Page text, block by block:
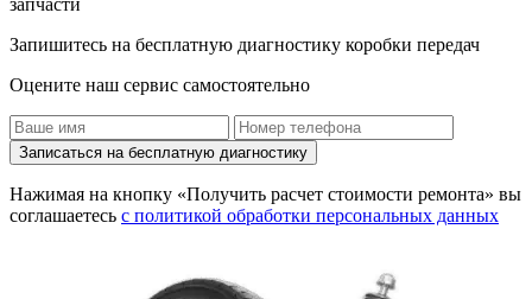
запчасти
Запишитесь на бесплатную диагностику коробки передач
Оцените наш сервис самостоятельно
Записаться на бесплатную диагностику
Нажимая на кнопку «Получить расчет стоимости ремонта» вы
соглашаетесь с политикой обработки персональных данных